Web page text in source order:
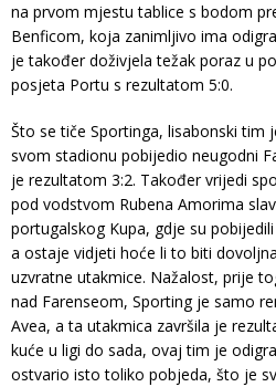
na prvom mjestu tablice s bodom
Benficom, koja zanimljivo ima
je također doživjela težak poraz u
posjeta Portu s rezultatom 5:0.
Što se tiče Sportinga, lisabonski tim
svom stadionu pobijedio neugodni
je rezultatom 3:2. Također vrijedi
pod vodstvom Rubena Amorima
portugalskog Kupa, gdje su
a ostaje vidjeti hoće li to biti
uzvratne utakmice. Nažalost, prije
nad Farenseom, Sporting je samo
Avea, a ta utakmica završila je
kuće u ligi do sada, ovaj tim je
ostvario isto toliko pobjeda, što je